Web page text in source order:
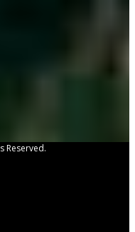
Reserved.